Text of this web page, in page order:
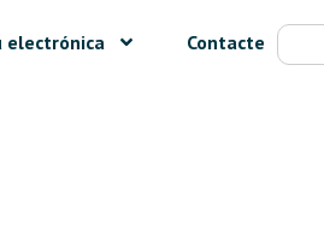
electrónica Contacte